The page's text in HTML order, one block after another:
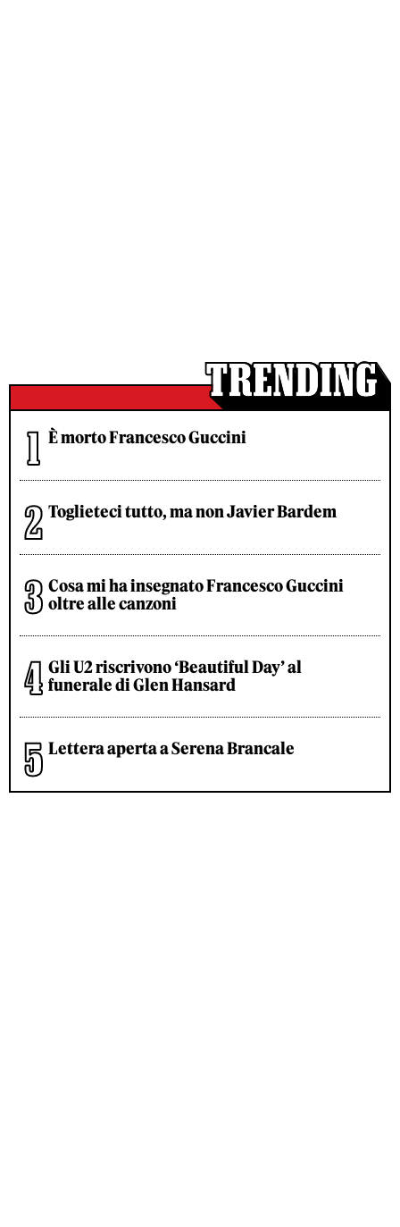
È morto Francesco Guccini
Toglieteci tutto, ma non Javier Bardem
Cosa mi ha insegnato Francesco Guccini
oltre alle canzoni
Gli U2 riscrivono ‘Beautiful Day’ al
funerale di Glen Hansard
Lettera aperta a Serena Brancale